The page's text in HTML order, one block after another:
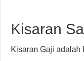
Kisaran
Kisaran Gaji adalah